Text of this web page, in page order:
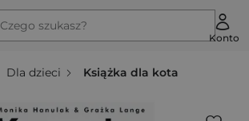
Czego szukasz?
Konto
Dla dzieci Książka dla kota